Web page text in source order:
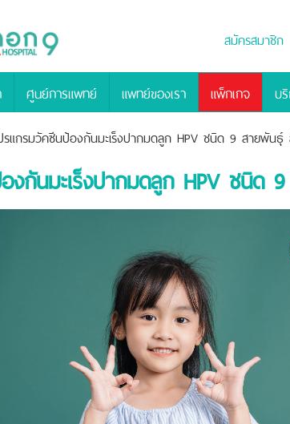
สมัครสมาชิก
ศูนย์การแพทย์ แพทย์ของเรา แพ็กเกจ บ
รแกรมวัคซีนป้องกันมะเร็งปากมดลูก HPV ชนิด 9 สายพัน
งกันมะเร็งปากมดลูก HPV ชนิ